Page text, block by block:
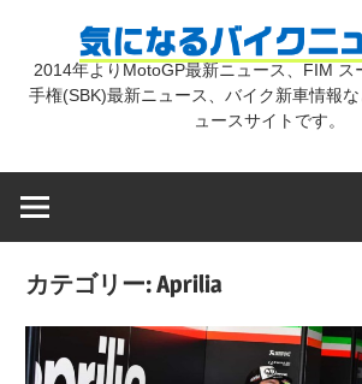
2014年よりMotoGP最新ニュース、FIM ス
手権(SBK)最新ニュース、バイク新車情報
ュースサイトです。
カテゴリー:Aprilia